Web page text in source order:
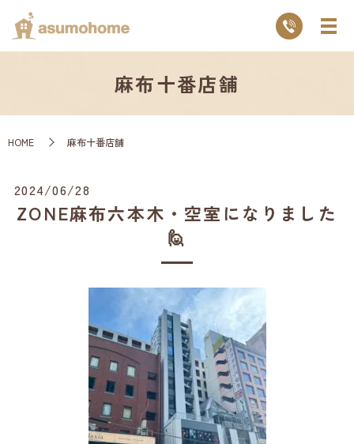
麻布十番店舗
HOME 麻布十番店舗
2024/06/28
ZONE麻布六本木・空室になりました
🙋